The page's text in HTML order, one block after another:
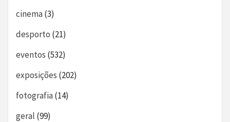
cinema(3)
desporto (21)
eventos (532)
exposições (202)
fotografia(14)
geral (99)